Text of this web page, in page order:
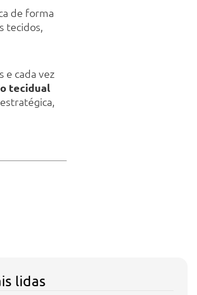
de forma
tecidos,
e cada vez
tecidual
lidas